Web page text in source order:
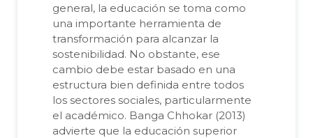
general, la educación se toma como
una importante herramienta de
transformación para alcanzar la
sostenibilidad. No obstante, ese
cambio debe estar basado en una
estructura bien definida entre todos
los sectores sociales, particularmente
el académico. Banga Chhokar (2013)
advierte que la educación superior